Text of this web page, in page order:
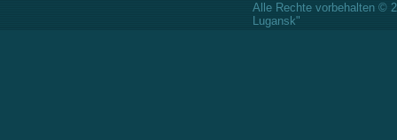
Alle Rechte vorbehalten ©
Lugansk"